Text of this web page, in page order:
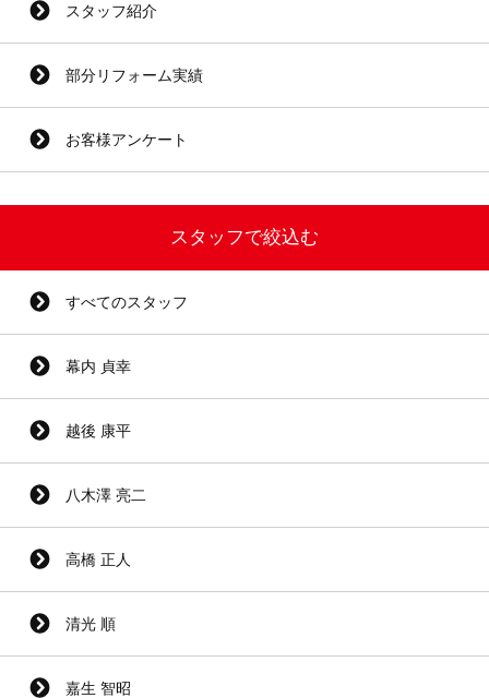
スタッフ紹介
部分リフォーム実績
お客様アンケート
スタッフで絞込む
すべてのスタッフ
幕内 貞幸
越後 康平
八木澤 亮二
高橋 正人
清光 順
嘉生 智昭